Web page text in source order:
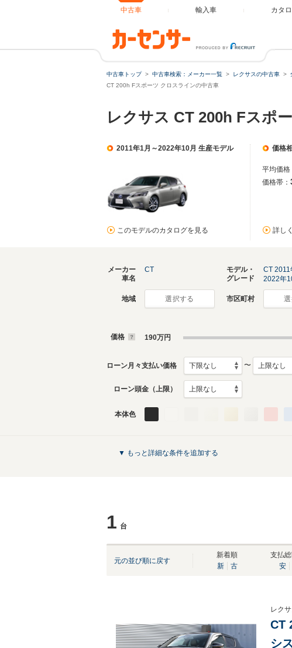
中古車 輸入車 カタ
中古車トップ 中古車検索：メーカー一覧 レクサスの中古車
CT 200h Fスポーツ クロスラインの中古車
レクサス CT 200h Fスポ
2011年1月～2022年10月 生産モデル
このモデルのカタログを見る
価格
平均価格
価格帯：
詳し
メーカー
車名
CT
モデル・
グレード
CT 2011
2022年
地域 選択する 市区町村
価格 190万円
ローン月々支払い価格 〜
ローン頭金（上限）
本体色
▼ もっと詳細な条件を追加する
1 台
元の並び順に戻す
新着順
新
古
支払
安
レク
CT
シ